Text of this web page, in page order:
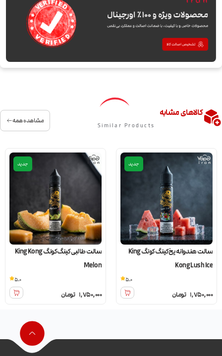
کالاهای مشابه
Similar Products
مشاهده همه
جدید
سالت هندوانه یخ کینگ کونگ King
Kong Lush Ice
1,750,000 تومان
5.0
جدید
سالت طالبی کینگ کونگ King Kong
Melon
1,750,000 تومان
5.0